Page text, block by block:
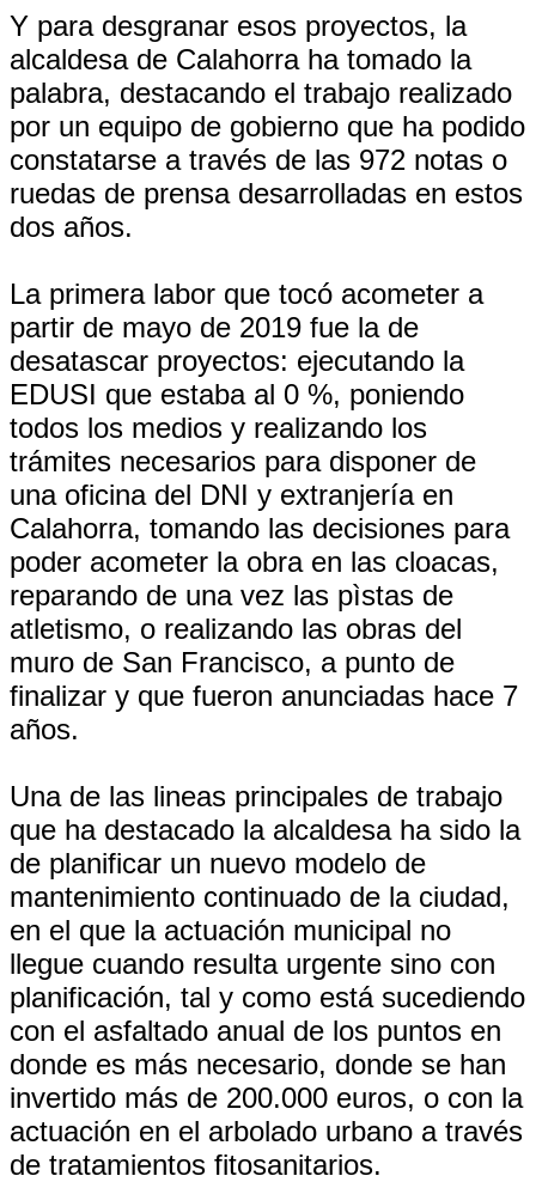
Y para desgranar esos proyectos, la
alcaldesa de Calahorra ha tomado la
palabra, destacando el trabajo realizado
por un equipo de gobierno que ha podido
constatarse a través de las 972 notas o
ruedas de prensa desarrolladas en estos
dos años.
La primera labor que tocó acometer a
partir de mayo de 2019 fue la de
desatascar proyectos: ejecutando la
EDUSI que estaba al 0 %, poniendo
todos los medios y realizando los
trámites necesarios para disponer de
una oficina del DNI y extranjería en
Calahorra, tomando las decisiones para
poder acometer la obra en las cloacas,
reparando de una vez las pìstas de
atletismo, o realizando las obras del
muro de San Francisco, a punto de
finalizar y que fueron anunciadas hace 7
años.
Una de las lineas principales de trabajo
que ha destacado la alcaldesa ha sido la
de planificar un nuevo modelo de
mantenimiento continuado de la ciudad,
en el que la actuación municipal no
llegue cuando resulta urgente sino con
planificación, tal y como está sucediendo
con el asfaltado anual de los puntos en
donde es más necesario, donde se han
invertido más de 200.000 euros, o con la
actuación en el arbolado urbano a través
de tratamientos fitosanitarios.